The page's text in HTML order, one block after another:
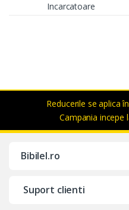
Incarcatoare
Reducerile se aplica
Campania incepe
Bibilel.ro
Suport clienti